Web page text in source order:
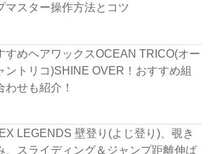
マスター操作方法とコツ
すめヘアワックスOCEAN TRICO(オー
ントリコ)SHINE OVER！おすすめ組
わせも紹介！
LEGENDS 壁登り(よじ登り)、覗き
、スライディング＆ジャンプ距離伸ば